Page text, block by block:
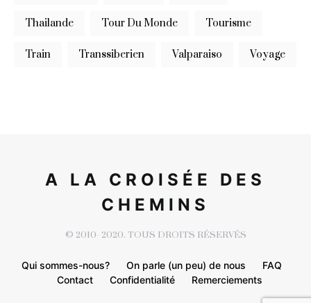
Thailande Tour Du Monde Tourisme
Train Transsiberien Valparaiso Voyage
A LA CROISÉE DES
CHEMINS
© 2010- 2020. TOUS DROITS RÉSERVÉS
Qui sommes-nous? On parle (un peu) de nous
FAQ
Contact
Confidentialité Remerciements